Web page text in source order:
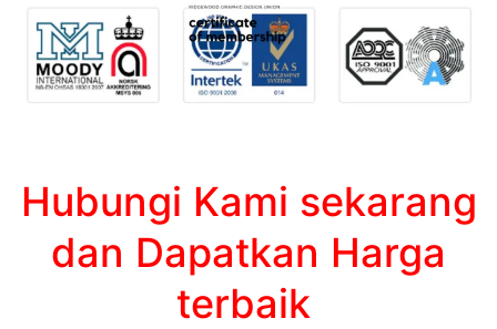
Hubungi Kami sekarang
dan Dapatkan Harga
terbaik